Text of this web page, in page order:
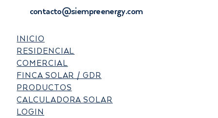
Energía Solar: Tendencias y Crecimiento Global
contacto@siempreenergy.com
INICIO
RESIDENCIAL
COMERCIAL
FINCA SOLAR / GDR
PRODUCTOS
CALCULADORA SOLAR
LOGIN